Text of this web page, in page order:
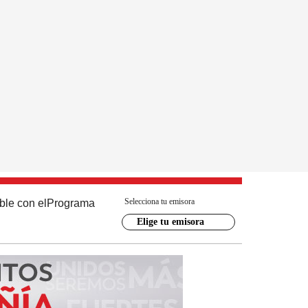
con el Programa Selecciona tu emisora
Elige tu emisora